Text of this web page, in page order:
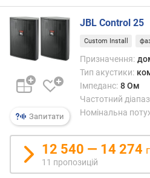
а
л
а
о
т
ж
н
і
с
т
Запитати
JBL Control 25
Custom Install
Призначення:
Тип акустики:
Імпеданс: 8 Ом
Частотний
Номінальна
12 540 — 14 274
11 пропозицій